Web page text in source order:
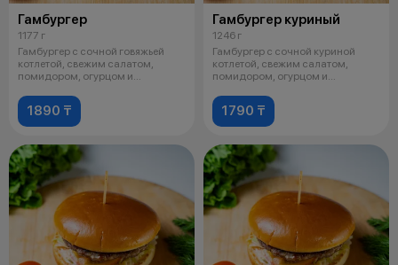
Гамбургер
1177 г
Гамбургер с сочной говяжьей
котлетой, свежим салатом,
помидором, огурцом и
1890 ₸
Гамбургер куриный
1246 г
Гамбургер с сочной куриной
котлетой, свежим салатом,
помидором, огурцом и
1790 ₸